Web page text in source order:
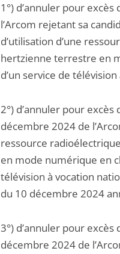
1°) d’annuler pour
l’Arcom rejetant sa
d’utilisation d’une
hertzienne terrestre en
d’un service de
2°) d’annuler pour
décembre 2024 de
ressource
en mode numérique en
télévision à vocation
du 10 décembre 2024
3°) d’annuler pour
décembre 2024 de